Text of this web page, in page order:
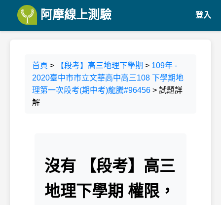
阿摩線上測驗 登入
首頁 > 【段考】高三地理下學期 > 109年 -
2020臺中市市立文華高中高三108 下學期地
理第一次段考(期中考)龍騰#96456 > 試題詳
解
沒有 【段考】高三
地理下學期 權限，